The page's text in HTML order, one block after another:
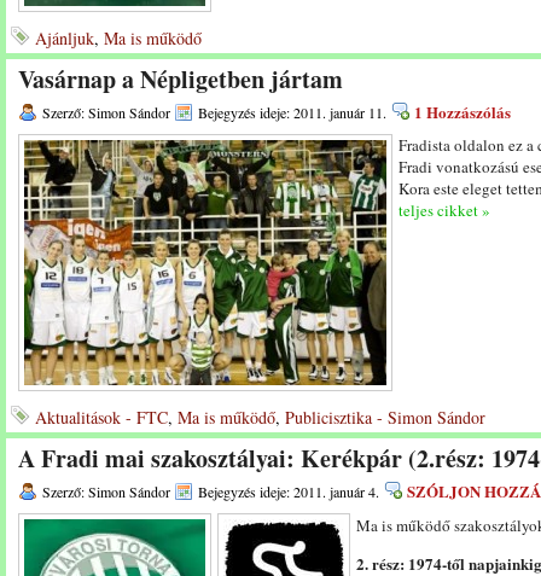
Ajánljuk, Ma is működő
Vasárnap a Népligetben jártam
Szerző: Simon Sándor Bejegyzés ideje: 2011. január 11. 1 Hozzászólás
Fradista oldalon ez
Fradi vonatkozású
Kora este eleget
teljes cikket »
Aktualitások - FTC, Ma is működő, Publicisztika - Simon Sándor
A Fradi mai szakosztályai: Kerékpár (2.rész:
Szerző: Simon Sándor Bejegyzés ideje: 2011. január 4. SZÓLJON HOZZÁ
Ma is működő
2. rész: 1974-től napjainkig